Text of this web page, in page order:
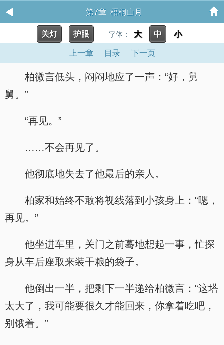
第7章 梧桐山月
关灯 护眼 字体： 大 中 小
上一章 目录 下一页
柏微言低头，闷闷地应了一声：“好，舅
舅。”
“再见。”
……不会再见了。
他彻底地失去了他最后的亲人。
柏家和始终不敢将视线落到小孩身上：“嗯，
再见。”
他坐进车里，关门之前蓦地想起一事，忙探
身从车后座取来装干粮的袋子。
他倒出一半，把剩下一半递给柏微言：“这塔
太大了，我可能要很久才能回来，你拿着吃吧，
别饿着。”